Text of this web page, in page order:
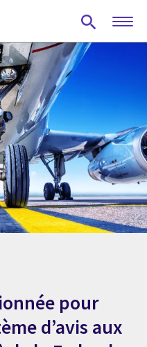
pour
d’avis aux